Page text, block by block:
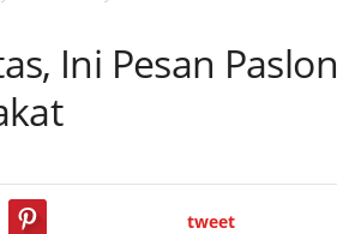
Ini Pesan Paslon
tweet